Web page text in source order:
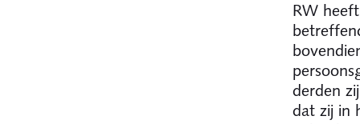
RW
derden
dat zij in